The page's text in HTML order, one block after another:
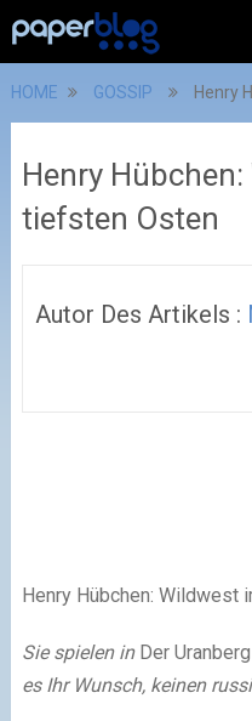
HOME GOSSIP Henry
Henry
tiefsten Osten
Autor Des Artikels :
Henry Hübchen: Wildwest
Sie spielen in Der Uranberg
es Ihr Wunsch, keinen